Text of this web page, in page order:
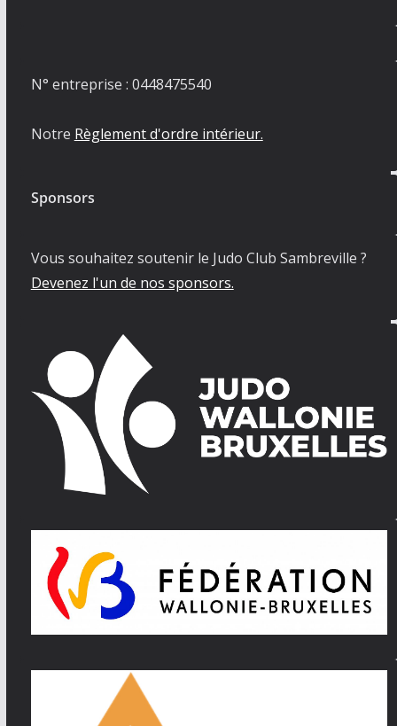
N° entreprise : 0448475540
Notre Règlement d'ordre intérieur.
Sponsors
Vous souhaitez soutenir le Judo Club Sambreville ?
Devenez l'un de nos sponsors.